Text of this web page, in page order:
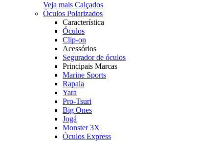
Veja mais Calçados
Óculos Polarizados
Característica
Óculos
Clip-on
Acessórios
Segurador de óculos
Principais Marcas
Marine Sports
Rapala
Yara
Pro-Tsuri
Big Ones
Jogá
Monster 3X
Óculos Express